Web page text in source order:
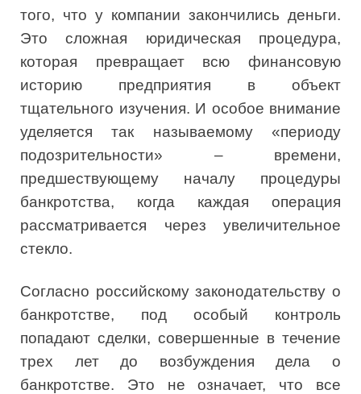
того, что у компании закончились деньги.
Это сложная юридическая процедура,
которая превращает всю финансовую
историю предприятия в объект
тщательного изучения. И особое внимание
уделяется так называемому «периоду
подозрительности» – времени,
предшествующему началу процедуры
банкротства, когда каждая операция
рассматривается через увеличительное
стекло.
Согласно российскому законодательству о
банкротстве, под особый контроль
попадают сделки, совершенные в течение
трех лет до возбуждения дела о
банкротстве. Это не означает, что все